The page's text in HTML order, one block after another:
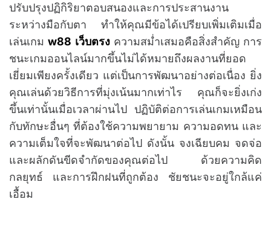
ปรับปรุงปฏิกิริยาตอบสนองและการประสานงาน
ระหว่างมือกับตา ทำให้คุณมีข้อได้เปรียบเพิ่มเติมเมื่อ
เล่นเกมw88 เว็บตรงความสม่ำเสมอคือสิ่งสำคัญ การ
ชนะเกมออนไลน์มากขึ้นไม่ได้หมายถึงผลงานที่ยอด
เยี่ยมเพียงครั้งเดียว แต่เป็นการพัฒนาอย่างต่อเนื่อง ยิ่ง
คุณเล่นด้วยวิธีการที่มุ่งเน้นมากเท่าไร คุณก็จะยิ่งเก่ง
ขึ้นเท่านั้นเมื่อเวลาผ่านไป ปฏิบัติต่อการเล่นเกมเหมือน
กับทักษะอื่นๆ ที่ต้องใช้ความพยายาม ความอดทน และ
ความเต็มใจที่จะพัฒนาต่อไป ดังนั้น จงเฉียบคม จดจ่อ
และผลักดันขีดจำกัดของคุณต่อไป ด้วยความคิด
กลยุทธ์ และการฝึกฝนที่ถูกต้อง ชัยชนะจะอยู่ใกล้แค่
เอื้อม